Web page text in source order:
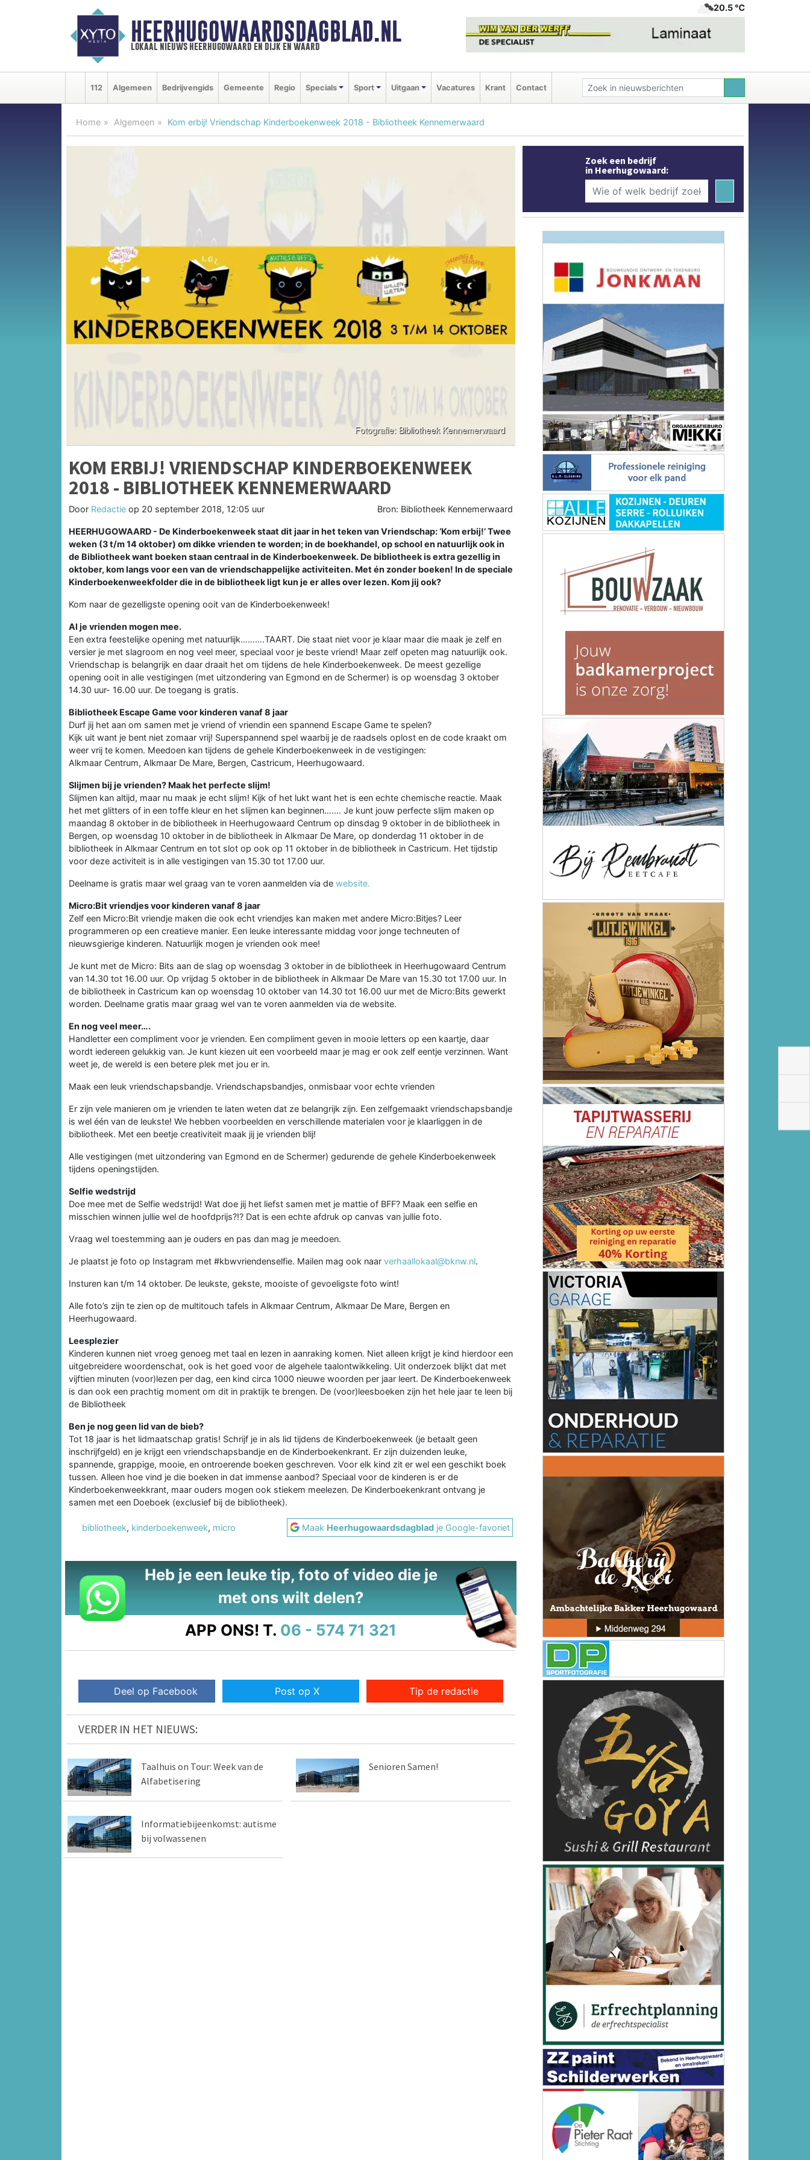
HEERHUGOWAARDSDAGBLAD.NL
lokaal nieuws heerhugowaard en dijk en waard
20.5 ℃
112 Algemeen Bedrijvengids Gemeente Regio Specials Sport Uitgaan Vacatures Krant Contact
Home Algemeen Kom erbij! Vriendschap Kinderboekenweek 2018 - Bibliotheek Kennemerwaard
KOM ERBIJ! VRIENDSCHAP KINDERBOEKENWEEK
2018 - BIBLIOTHEEK KENNEMERWAARD
Door Redactie op 20 september 2018, 12:05 uur Bron: Bibliotheek Kennemerwaard
HEERHUGOWAARD - De Kinderboekenweek staat dit jaar in het teken van Vriendschap: ‘Kom erbij!’ Twee
weken (3 t/m 14 oktober) om dikke vrienden te worden; in de boekhandel, op school en natuurlijk ook in
de Bibliotheek want boeken staan centraal in de Kinderboekenweek. De bibliotheek is extra gezellig in
oktober, kom langs voor een van de vriendschappelijke activiteiten. Met én zonder boeken! In de speciale
Kinderboekenweekfolder die in de bibliotheek ligt kun je er alles over lezen. Kom jij ook?
Kom naar de gezelligste opening ooit van de Kinderboekenweek!
Al je vrienden mogen mee.
Een extra feestelijke opening met natuurlijk……….TAART. Die staat niet voor je klaar maar die maak je zelf en
versier je met slagroom en nog veel meer, speciaal voor je beste vriend! Maar zelf opeten mag natuurlijk ook.
Vriendschap is belangrijk en daar draait het om tijdens de hele Kinderboekenweek. De meest gezellige
opening ooit in alle vestigingen (met uitzondering van Egmond en de Schermer) is op woensdag 3 oktober
14.30 uur- 16.00 uur. De toegang is gratis.
Bibliotheek Escape Game voor kinderen vanaf 8 jaar
Durf jij het aan om samen met je vriend of vriendin een spannend Escape Game te spelen?
Kijk uit want je bent niet zomaar vrij! Superspannend spel waarbij je de raadsels oplost en de code kraakt om
weer vrij te komen. Meedoen kan tijdens de gehele Kinderboekenweek in de vestigingen:
Alkmaar Centrum, Alkmaar De Mare, Bergen, Castricum, Heerhugowaard.
Slijmen bij je vrienden? Maak het perfecte slijm!
Slijmen kan altijd, maar nu maak je echt slijm! Kijk of het lukt want het is een echte chemische reactie. Maak
het met glitters of in een toffe kleur en het slijmen kan beginnen……. Je kunt jouw perfecte slijm maken op
maandag 8 oktober in de bibliotheek in Heerhugowaard Centrum op dinsdag 9 oktober in de bibliotheek in
Bergen, op woensdag 10 oktober in de bibliotheek in Alkmaar De Mare, op donderdag 11 oktober in de
bibliotheek in Alkmaar Centrum en tot slot op ook op 11 oktober in de bibliotheek in Castricum. Het tijdstip
voor deze activiteit is in alle vestigingen van 15.30 tot 17.00 uur.
Deelname is gratis maar wel graag van te voren aanmelden via de website.
Micro:Bit vriendjes voor kinderen vanaf 8 jaar
Zelf een Micro:Bit vriendje maken die ook echt vriendjes kan maken met andere Micro:Bitjes? Leer
programmeren op een creatieve manier. Een leuke interessante middag voor jonge techneuten of
nieuwsgierige kinderen. Natuurlijk mogen je vrienden ook mee!
Je kunt met de Micro: Bits aan de slag op woensdag 3 oktober in de bibliotheek in Heerhugowaard Centrum
van 14.30 tot 16.00 uur. Op vrijdag 5 oktober in de bibliotheek in Alkmaar De Mare van 15.30 tot 17.00 uur. In
de bibliotheek in Castricum kan op woensdag 10 oktober van 14.30 tot 16.00 uur met de Micro:Bits gewerkt
worden. Deelname gratis maar graag wel van te voren aanmelden via de website.
En nog veel meer….
Handletter een compliment voor je vrienden. Een compliment geven in mooie letters op een kaartje, daar
wordt iedereen gelukkig van. Je kunt kiezen uit een voorbeeld maar je mag er ook zelf eentje verzinnen. Want
weet je, de wereld is een betere plek met jou er in.
Maak een leuk vriendschapsbandje. Vriendschapsbandjes, onmisbaar voor echte vrienden
Er zijn vele manieren om je vrienden te laten weten dat ze belangrijk zijn. Een zelfgemaakt vriendschapsbandje
is wel één van de leukste! We hebben voorbeelden en verschillende materialen voor je klaarliggen in de
bibliotheek. Met een beetje creativiteit maak jij je vrienden blij!
Alle vestigingen (met uitzondering van Egmond en de Schermer) gedurende de gehele Kinderboekenweek
tijdens openingstijden.
Selfie wedstrijd
Doe mee met de Selfie wedstrijd! Wat doe jij het liefst samen met je mattie of BFF? Maak een selfie en
misschien winnen jullie wel de hoofdprijs?!? Dat is een echte afdruk op canvas van jullie foto.
Vraag wel toestemming aan je ouders en pas dan mag je meedoen.
Je plaatst je foto op Instagram met #kbwvriendenselfie. Mailen mag ook naar verhaallokaal@bknw.nl.
Insturen kan t/m 14 oktober. De leukste, gekste, mooiste of gevoeligste foto wint!
Alle foto’s zijn te zien op de multitouch tafels in Alkmaar Centrum, Alkmaar De Mare, Bergen en
Heerhugowaard.
Leesplezier
Kinderen kunnen niet vroeg genoeg met taal en lezen in aanraking komen. Niet alleen krijgt je kind hierdoor een
uitgebreidere woordenschat, ook is het goed voor de algehele taalontwikkeling. Uit onderzoek blijkt dat met
vijftien minuten (voor)lezen per dag, een kind circa 1000 nieuwe woorden per jaar leert. De Kinderboekenweek
is dan ook een prachtig moment om dit in praktijk te brengen. De (voor)leesboeken zijn het hele jaar te leen bij
de Bibliotheek
Ben je nog geen lid van de bieb?
Tot 18 jaar is het lidmaatschap gratis! Schrijf je in als lid tijdens de Kinderboekenweek (je betaalt geen
inschrijfgeld) en je krijgt een vriendschapsbandje en de Kinderboekenkrant. Er zijn duizenden leuke,
spannende, grappige, mooie, en ontroerende boeken geschreven. Voor elk kind zit er wel een geschikt boek
tussen. Alleen hoe vind je die boeken in dat immense aanbod? Speciaal voor de kinderen is er de
Kinderboekenweekkrant, maar ouders mogen ook stiekem meelezen. De Kinderboekenkrant ontvang je
samen met een Doeboek (exclusief bij de bibliotheek).
bibliotheek, kinderboekenweek, micro Maak Heerhugowaardsdagblad je Google-favoriet
Heb je een leuke tip, foto of video die je
met ons wilt delen?
APP ONS! T. 06 - 574 71 321
Deel op Facebook Post op X Tip de redactie
VERDER IN HET NIEUWS:
Taalhuis on Tour: Week van de
Alfabetisering
Senioren Samen!
Informatiebijeenkomst: autisme
bij volwassenen
Zoek een bedrijf
in Heerhugowaard: